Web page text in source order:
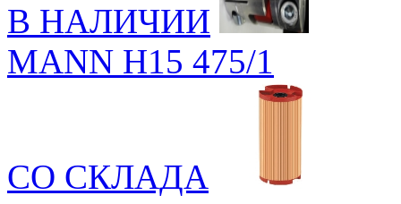
В НАЛИЧИИ
MANN H15 475/1
СО СКЛАДА